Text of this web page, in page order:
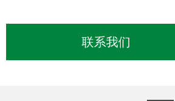
联系我们